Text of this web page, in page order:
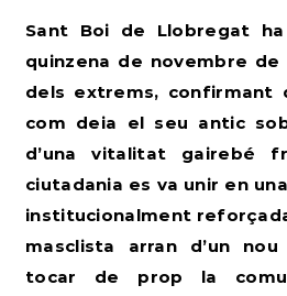
Sant Boi de Llobregat
quinzena de novembre
dels extrems, confirmant
com deia el seu antic
d’una vitalitat gairebé
ciutadania es va unir en
institucionalment
masclista arran d’un
tocar de prop la